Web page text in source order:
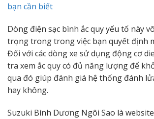
bạn cần biết
Dòng điện sạc bình ắc quy yếu tố này
trọng trong trong việc bạn quyết định
Đối với các dòng xe sử dụng động cơ
tra xem ắc quy có đủ năng lượng để
qua đó giúp đánh giá hệ thống đánh
hay không.
Suzuki Bình Dương Ngôi Sao là